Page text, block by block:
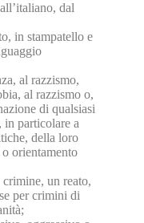
dal
in stampatello e
al razzismo,
al razzismo o,
di qualsiasi
in particolare a
della loro
orientamento
un reato,
per crimini di